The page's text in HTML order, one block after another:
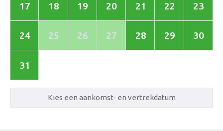
17 18 19 20 21 22 23
24 25 26 27 28 29 30
31